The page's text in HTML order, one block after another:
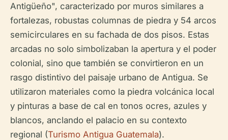
Antigüeño", caracterizado por muros similares a
fortalezas, robustas columnas de piedra y 54 arcos
semicirculares en su fachada de dos pisos. Estas
arcadas no solo simbolizaban la apertura y el poder
colonial, sino que también se convirtieron en un
rasgo distintivo del paisaje urbano de Antigua. Se
utilizaron materiales como la piedra volcánica local
y pinturas a base de cal en tonos ocres, azules y
blancos, anclando el palacio en su contexto
regional (Turismo Antigua Guatemala).